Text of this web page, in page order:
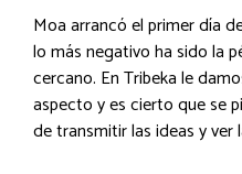
Moa arrancó el primer día
lo más negativo ha sido la
cercano. En Tribeka le
aspecto y es cierto que se
de transmitir las ideas y ver